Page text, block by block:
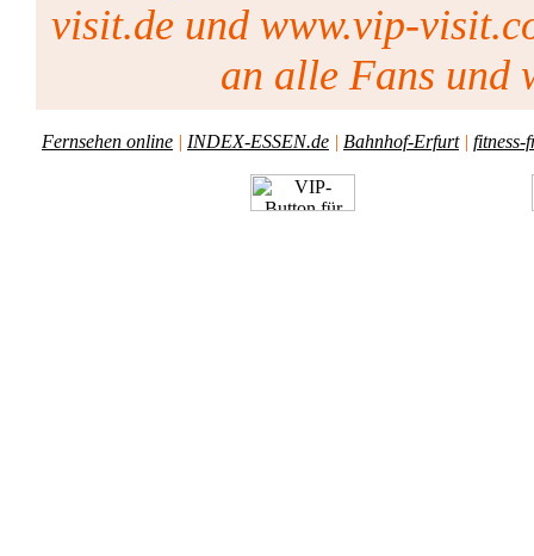
visit.de und www.vip-
an alle Fans und
Fernsehen online | INDEX-ESSEN.de | Bahnhof-Erfurt| fitness-